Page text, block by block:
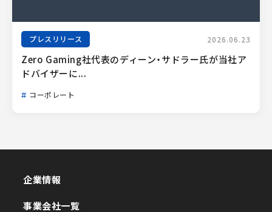
プレスリリース 2026.06.23
Zero Gaming社代表のディーン・サドラー氏が当社ア
ドバイザーに...
コーポレート
企業情報
事業会社一覧